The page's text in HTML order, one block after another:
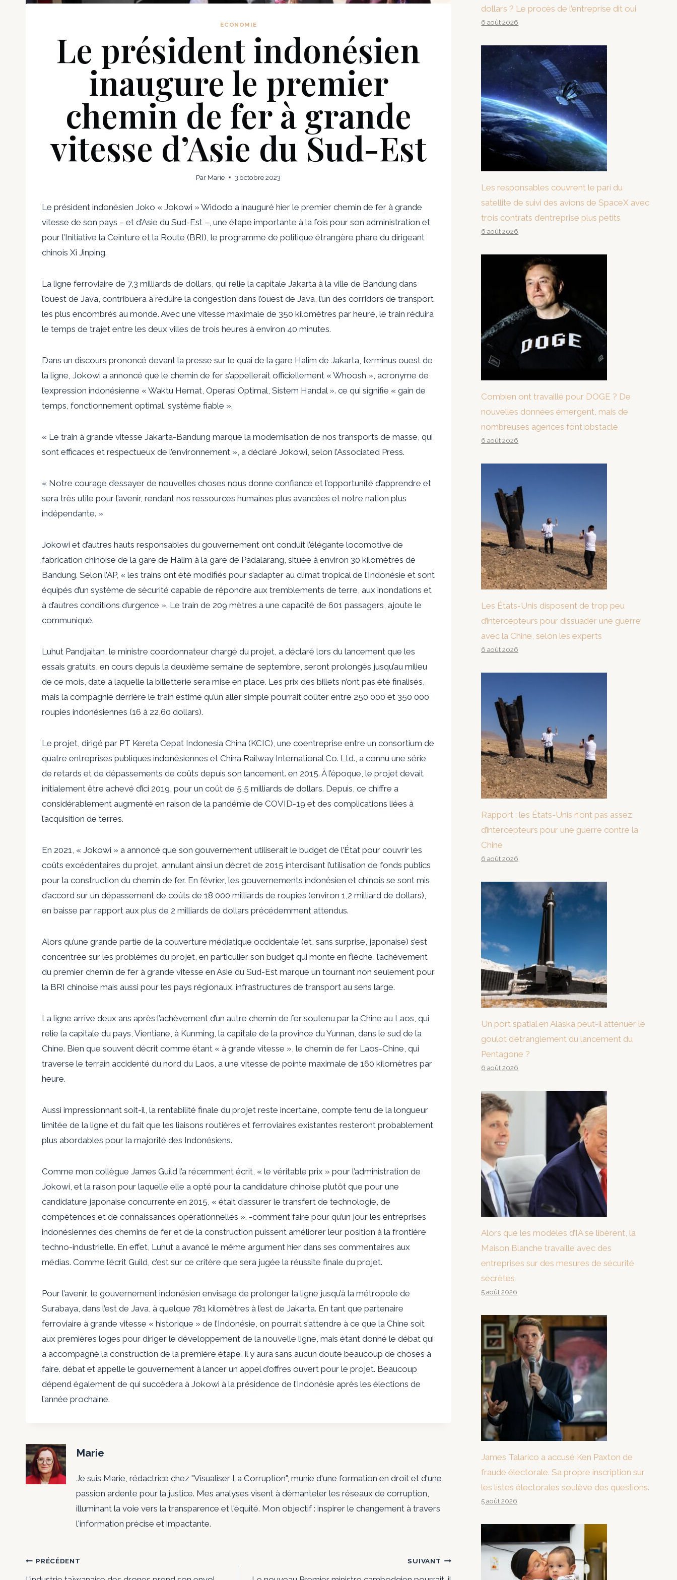
ECONOMIE
Le président indonésien
inaugure le premier
chemin de fer à grande
vitesse d’Asie du Sud-Est
Par Marie 3 octobre 2023
Le président indonésien Joko « Jokowi » Widodo a inauguré hier le premier chemin de fer à grande
vitesse de son pays – et d’Asie du Sud-Est –, une étape importante à la fois pour son administration et
pour l’Initiative la Ceinture et la Route (BRI), le programme de politique étrangère phare du dirigeant
chinois Xi Jinping.
La ligne ferroviaire de 7,3 milliards de dollars, qui relie la capitale Jakarta à la ville de Bandung dans
l’ouest de Java, contribuera à réduire la congestion dans l’ouest de Java, l’un des corridors de transport
les plus encombrés au monde. Avec une vitesse maximale de 350 kilomètres par heure, le train réduira
le temps de trajet entre les deux villes de trois heures à environ 40 minutes.
Dans un discours prononcé devant la presse sur le quai de la gare Halim de Jakarta, terminus ouest de
la ligne, Jokowi a annoncé que le chemin de fer s’appellerait officiellement « Whoosh », acronyme de
l’expression indonésienne « Waktu Hemat, Operasi Optimal, Sistem Handal ». ce qui signifie « gain de
temps, fonctionnement optimal, système fiable ».
« Le train à grande vitesse Jakarta-Bandung marque la modernisation de nos transports de masse, qui
sont efficaces et respectueux de l’environnement », a déclaré Jokowi, selon l’Associated Press.
« Notre courage d’essayer de nouvelles choses nous donne confiance et l’opportunité d’apprendre et
sera très utile pour l’avenir, rendant nos ressources humaines plus avancées et notre nation plus
indépendante. »
Jokowi et d’autres hauts responsables du gouvernement ont conduit l’élégante locomotive de
fabrication chinoise de la gare de Halim à la gare de Padalarang, située à environ 30 kilomètres de
Bandung. Selon l’AP, « les trains ont été modifiés pour s’adapter au climat tropical de l’Indonésie et sont
équipés d’un système de sécurité capable de répondre aux tremblements de terre, aux inondations et
à d’autres conditions d’urgence ». Le train de 209 mètres a une capacité de 601 passagers, ajoute le
communiqué.
Luhut Pandjaitan, le ministre coordonnateur chargé du projet, a déclaré lors du lancement que les
essais gratuits, en cours depuis la deuxième semaine de septembre, seront prolongés jusqu’au milieu
de ce mois, date à laquelle la billetterie sera mise en place. Les prix des billets n’ont pas été finalisés,
mais la compagnie derrière le train estime qu’un aller simple pourrait coûter entre 250 000 et 350 000
roupies indonésiennes (16 à 22,60 dollars).
Le projet, dirigé par PT Kereta Cepat Indonesia China (KCIC), une coentreprise entre un consortium de
quatre entreprises publiques indonésiennes et China Railway International Co. Ltd., a connu une série
de retards et de dépassements de coûts depuis son lancement. en 2015. À l’époque, le projet devait
initialement être achevé d’ici 2019, pour un coût de 5,5 milliards de dollars. Depuis, ce chiffre a
considérablement augmenté en raison de la pandémie de COVID-19 et des complications liées à
l’acquisition de terres.
En 2021, « Jokowi » a annoncé que son gouvernement utiliserait le budget de l’État pour couvrir les
coûts excédentaires du projet, annulant ainsi un décret de 2015 interdisant l’utilisation de fonds publics
pour la construction du chemin de fer. En février, les gouvernements indonésien et chinois se sont mis
d’accord sur un dépassement de coûts de 18 000 milliards de roupies (environ 1,2 milliard de dollars),
en baisse par rapport aux plus de 2 milliards de dollars précédemment attendus.
Alors qu’une grande partie de la couverture médiatique occidentale (et, sans surprise, japonaise) s’est
concentrée sur les problèmes du projet, en particulier son budget qui monte en flèche, l’achèvement
du premier chemin de fer à grande vitesse en Asie du Sud-Est marque un tournant non seulement pour
la BRI chinoise mais aussi pour les pays régionaux. infrastructures de transport au sens large.
La ligne arrive deux ans après l’achèvement d’un autre chemin de fer soutenu par la Chine au Laos, qui
relie la capitale du pays, Vientiane, à Kunming, la capitale de la province du Yunnan, dans le sud de la
Chine. Bien que souvent décrit comme étant « à grande vitesse », le chemin de fer Laos-Chine, qui
traverse le terrain accidenté du nord du Laos, a une vitesse de pointe maximale de 160 kilomètres par
heure.
Aussi impressionnant soit-il, la rentabilité finale du projet reste incertaine, compte tenu de la longueur
limitée de la ligne et du fait que les liaisons routières et ferroviaires existantes resteront probablement
plus abordables pour la majorité des Indonésiens.
Comme mon collègue James Guild l’a récemment écrit, « le véritable prix » pour l’administration de
Jokowi, et la raison pour laquelle elle a opté pour la candidature chinoise plutôt que pour une
candidature japonaise concurrente en 2015, « était d’assurer le transfert de technologie, de
compétences et de connaissances opérationnelles ». -comment faire pour qu’un jour les entreprises
indonésiennes des chemins de fer et de la construction puissent améliorer leur position à la frontière
techno-industrielle. En effet, Luhut a avancé le même argument hier dans ses commentaires aux
médias. Comme l’écrit Guild, c’est sur ce critère que sera jugée la réussite finale du projet.
Pour l’avenir, le gouvernement indonésien envisage de prolonger la ligne jusqu’à la métropole de
Surabaya, dans l’est de Java, à quelque 781 kilomètres à l’est de Jakarta. En tant que partenaire
ferroviaire à grande vitesse « historique » de l’Indonésie, on pourrait s’attendre à ce que la Chine soit
aux premières loges pour diriger le développement de la nouvelle ligne, mais étant donné le débat qui
a accompagné la construction de la première étape, il y aura sans aucun doute beaucoup de choses à
faire. débat et appelle le gouvernement à lancer un appel d’offres ouvert pour le projet. Beaucoup
dépend également de qui succèdera à Jokowi à la présidence de l’Indonésie après les élections de
l’année prochaine.
Marie
Je suis Marie, rédactrice chez "Visualiser La Corruption", munie d'une formation en droit et d'une
passion ardente pour la justice. Mes analyses visent à démanteler les réseaux de corruption,
illuminant la voie vers la transparence et l'équité. Mon objectif : inspirer le changement à travers
l'information précise et impactante.
Navigation
PRÉCÉDENT SUIVANT
dollars ? Le procès de l’entreprise dit oui
6 août 2026
Les responsables couvrent le pari du
satellite de suivi des avions de SpaceX avec
trois contrats d’entreprise plus petits
6 août 2026
Combien ont travaillé pour DOGE ? De
nouvelles données émergent, mais de
nombreuses agences font obstacle
6 août 2026
Les États-Unis disposent de trop peu
d’intercepteurs pour dissuader une guerre
avec la Chine, selon les experts
6 août 2026
Rapport : les États-Unis n’ont pas assez
d’intercepteurs pour une guerre contre la
Chine
6 août 2026
Un port spatial en Alaska peut-il atténuer le
goulot d’étranglement du lancement du
Pentagone ?
6 août 2026
Alors que les modèles d’IA se libèrent, la
Maison Blanche travaille avec des
entreprises sur des mesures de sécurité
secrètes
5 août 2026
James Talarico a accusé Ken Paxton de
fraude électorale. Sa propre inscription sur
les listes électorales soulève des questions.
5 août 2026